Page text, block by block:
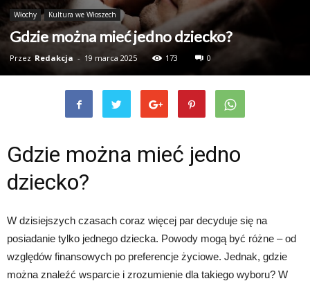
Włochy Kultura we Włoszech
Gdzie można mieć jedno dziecko?
Przez Redakcja - 19 marca 2025 173 0
Gdzie można mieć jedno
dziecko?
W dzisiejszych czasach coraz więcej par decyduje się na
posiadanie tylko jednego dziecka. Powody mogą być różne – od
względów finansowych po preferencje życiowe. Jednak, gdzie
można znaleźć wsparcie i zrozumienie dla takiego wyboru? W